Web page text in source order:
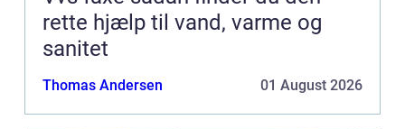
rette hjælp til vand, varme og
sanitet
Thomas Andersen 01 August 2026